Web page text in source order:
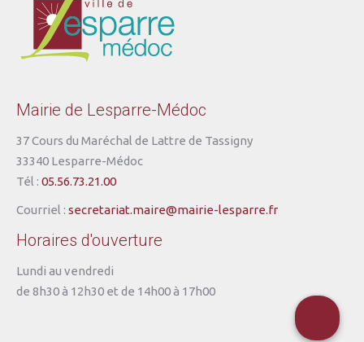
Mairie de Lesparre-Médoc
37 Cours du Maréchal de Lattre de Tassigny
33340 Lesparre-Médoc
Tél : 05.56.73.21.00
Courriel : secretariat.maire@mairie-lesparre.fr
Horaires d'ouverture
Lundi au vendredi
de 8h30 à 12h30 et de 14h00 à 17h00